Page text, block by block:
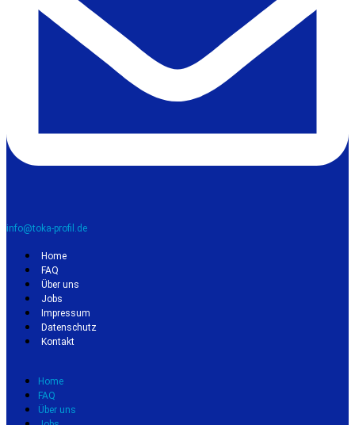
info@toka-profil.de
Home
FAQ
Über uns
Jobs
Impressum
Datenschutz
Kontakt
Home
FAQ
Über uns